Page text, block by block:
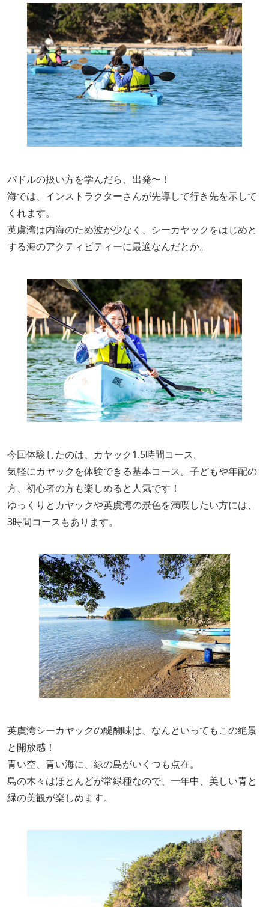
パドルの扱い方を学んだら、出発〜！
海では、インストラクターさんが先導して行き先を示して
くれます。
英虞湾は内海のため波が少なく、シーカヤックをはじめと
する海のアクティビティーに最適なんだとか。
今回体験したのは、カヤック1.5時間コース。
気軽にカヤックを体験できる基本コース。子どもや年配の
方、初心者の方も楽しめると人気です！
ゆっくりとカヤックや英虞湾の景色を満喫したい方には、
3時間コースもあります。
英虞湾シーカヤックの醍醐味は、なんといってもこの絶景
と開放感！
青い空、青い海に、緑の島がいくつも点在。
島の木々はほとんどが常緑種なので、一年中、美しい青と
緑の美観が楽しめます。